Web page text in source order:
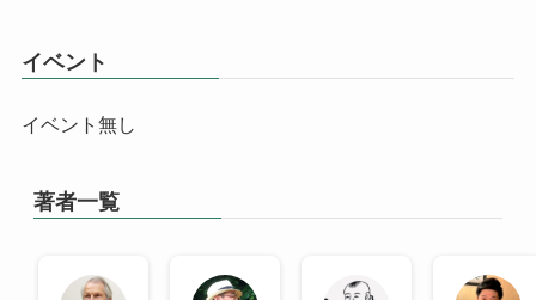
イベント
イベント無し
著者一覧